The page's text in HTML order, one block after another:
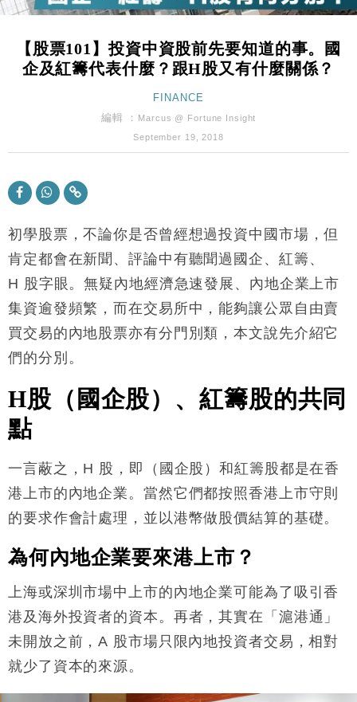
12:44
財經｜日本春季三度入市撐日圓 4月單日斥6.28萬億
11:12
國際｜特朗普料美伊戰事快結束 承認部分彈藥庫存緊
張
財經｜SA售股自救後再出手 斥4億美元押注未上市公
財經｜華僑銀行上半年淨利創新高 中期息增15%至
47仙
17:33
及消費表現
損失近6900萬元
16:05
財經｜日經失守6.5萬點後回穩 全周仍升近2%
粦接任
15:11
財經｜韓股反覆波動收跌 連挫7周創逾3年最長跌勢
差達1125億美元
12:44
財經｜日本春季三度入市撐日圓 4月單日斥6.28萬億
張
15:59
財經｜SA售股自救後再出手 斥4億美元押注未上市公
司
【股票101】投資中資股前先要知道的事。國
企及紅籌代表什麼？跟H股又有什麼關係？
FINANCE
編輯 ：
Marcus @ Fortune Insight
September 19, 2018
初學股票，不論你是否曾經想過投資中國市場，但
肯定都會在新聞、評論中有聽聞過國企、紅籌、
H 股字眼。無疑內地經濟急速發展、內地企業上市
集資逾發頻繁，而在交易所中，能夠讓公眾自由賣
買交易的內地股票亦有分門別類，本文說先介紹它
們的分別。
H股（國企股）、紅籌股的共同
點
一言蔽之， H 股，即（國企股）和紅籌股都是在香
港上市的內地企業。當然它們都按照香港上市守則
的要求作會計處理，並以港幣做股價結算的基礎。
為何內地企業要來港上市？
上海或深圳市場中上市的內地企業可能為了吸引香
港及海外投資者的資本。再者，其實在「滬港通」
未開放之前，A 股市場只限內地投資者交易，相對
就少了資本的來源。